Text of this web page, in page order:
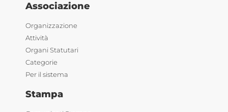
Associazione
Organizzazione
Attività
Organi Statutari
Categorie
Per il sistema
Stampa